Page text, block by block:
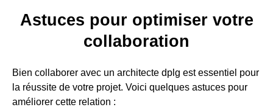
Astuces pour optimiser votre
collaboration
Bien collaborer avec un architecte dplg est essentiel pour
la réussite de votre projet. Voici quelques astuces pour
améliorer cette relation :